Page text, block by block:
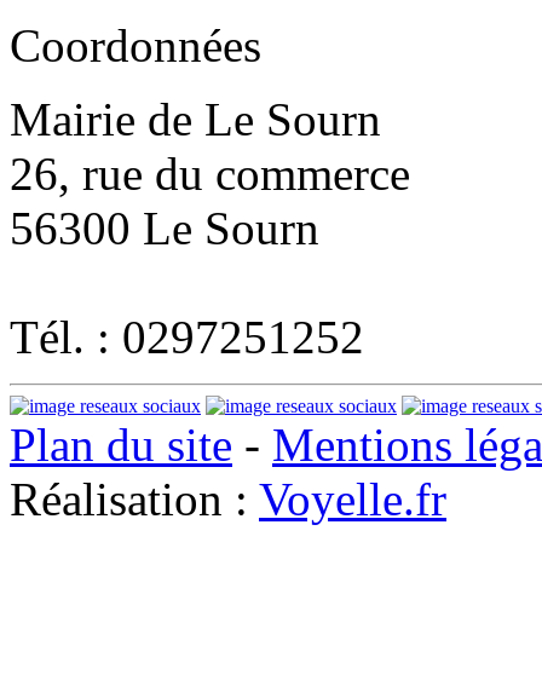
Coordonnées
Mairie de Le Sourn
26, rue du commerce
56300 Le Sourn
Tél. : 0297251252
Plan du site - Mentions
Réalisation : Voyelle.fr